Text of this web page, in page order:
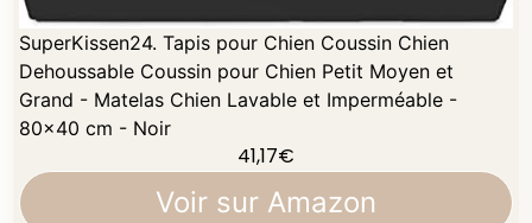
SuperKissen24. Tapis pour Chien Coussin Chien
Dehoussable Coussin pour Chien Petit Moyen et
Grand - Matelas Chien Lavable et Imperméable -
80x40 cm - Noir
41,17€
Voir sur Amazon